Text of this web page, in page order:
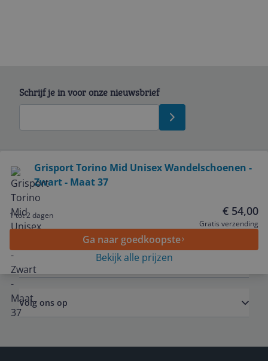
Grisport Torino Mid Unisex Wandelschoenen -
Zwart - Maat 37
1 tot 2 dagen € 54,00
Gratis verzending
Ga naar goedkoopste
Bekijk alle prijzen
Schrijf je in voor onze nieuwsbrief
Service
Algemeen
Volg ons op